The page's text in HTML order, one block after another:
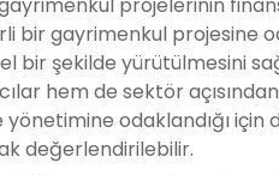
bir gayrimenkul projesine
bir şekilde yürütülmesini
hem de sektör
odaklandığı
değerlendirilebilir.